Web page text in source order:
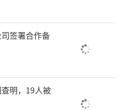
智慧医共体平台
胞开出了一条
签署合作备
明，19人被